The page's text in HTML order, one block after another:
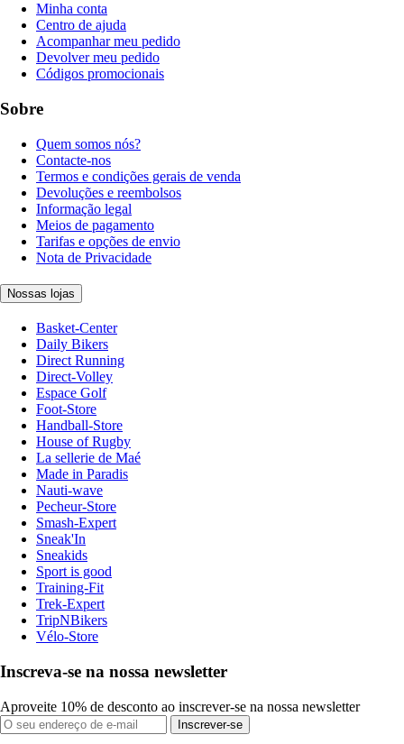
Minha conta
Centro de ajuda
Acompanhar meu pedido
Devolver meu pedido
Códigos promocionais
Sobre
Quem somos nós?
Contacte-nos
Termos e condições gerais de venda
Devoluções e reembolsos
Informação legal
Meios de pagamento
Tarifas e opções de envio
Nota de Privacidade
Nossas lojas
Basket-Center
Daily Bikers
Direct Running
Direct-Volley
Espace Golf
Foot-Store
Handball-Store
House of Rugby
La sellerie de Maé
Made in Paradis
Nauti-wave
Pecheur-Store
Smash-Expert
Sneak'In
Sneakids
Sport is good
Training-Fit
Trek-Expert
TripNBikers
Vélo-Store
Inscreva-se na nossa newsletter
Aproveite 10% de desconto ao inscrever-se na nossa newsletter
Inscrever-se